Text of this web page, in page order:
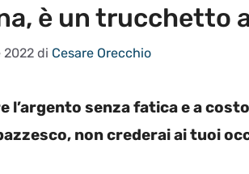
è un trucchetto
2022 di Cesare Orecchio
l’argento senza fatica e a
non crederai ai tuoi